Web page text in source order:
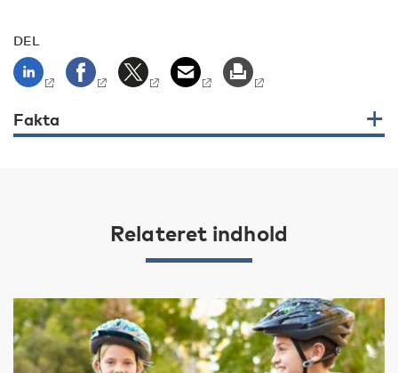
DEL
Fakta
Relateret indhold